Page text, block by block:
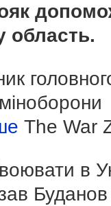
область.
The War
в